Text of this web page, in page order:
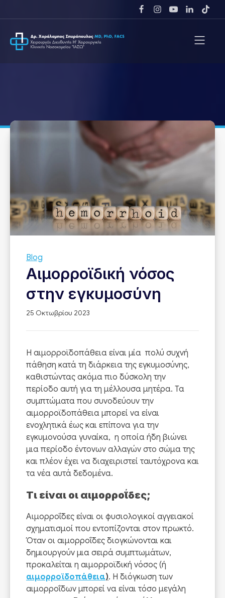
Blog
Αιμορροϊδική νόσος
στην εγκυμοσύνη
25 Οκτωβρίου 2023
Η αιμορροϊδοπάθεια είναι μία πολύ συχνή
πάθηση κατά τη διάρκεια της εγκυμοσύνης,
καθιστώντας ακόμα πιο δύσκολη την
περίοδο αυτή για τη μέλλουσα μητέρα. Τα
συμπτώματα που συνοδεύουν την
αιμορροϊδοπάθεια μπορεί να είναι
ενοχλητικά έως και επίπονα για την
εγκυμονούσα γυναίκα, η οποία ήδη βιώνει
μια περίοδο έντονων αλλαγών στο σώμα της
και πλέον έχει να διαχειριστεί ταυτόχρονα και
τα νέα αυτά δεδομένα.
Τι είναι οι αιμορροΐδες;
Αιμορροΐδες είναι οι φυσιολογικοί αγγειακοί
σχηματισμοί που εντοπίζονται στον πρωκτό.
Όταν οι αιμορροΐδες διογκώνονται και
δημιουργούν μια σειρά συμπτωμάτων,
προκαλείται η αιμορροϊδική νόσος (ή
αιμορροϊδοπάθεια). Η διόγκωση των
αιμορροΐδων μπορεί να είναι τόσο μεγάλη